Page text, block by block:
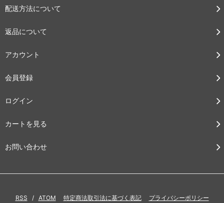
配送方法について
返品について
アカウント
会員登録
ログイン
カートを見る
お問い合わせ
RSS / ATOM 特定商法取引法に基づく表記 プライバシーポリシー